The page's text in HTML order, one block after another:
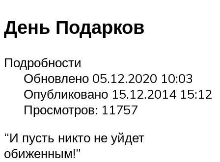
День Подарков
Подробности
Обновлено 05.12.2020 10:03
Опубликовано 15.12.2014 15:12
Просмотров: 11757
“И пусть никто не уйдет
обиженным!”